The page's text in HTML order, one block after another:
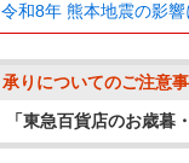
令和8年 熊本地震の影
承りについてのご注意
「東急百貨店のお歳暮